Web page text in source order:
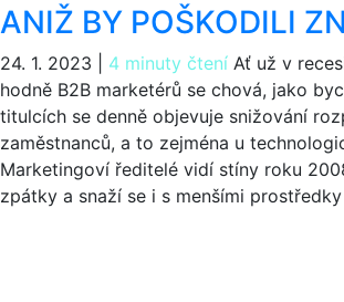
ANIŽ BY POŠKODILI
24. 1. 2023 4 minuty čtení Ať už v
hodně B2B marketérů se chová, jako
titulcích se denně objevuje snižování
zaměstnanců, a to zejména u
Marketingoví ředitelé vidí stíny roku
zpátky a snaží se i s menšími